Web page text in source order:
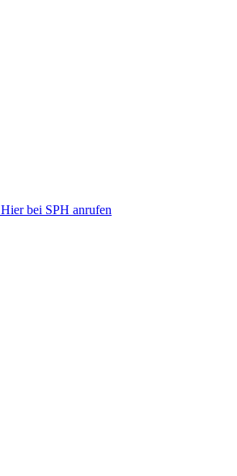
Hier bei SPH anrufen